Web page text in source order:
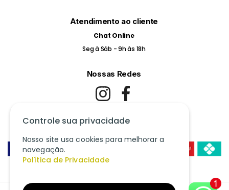
Atendimento ao cliente
Chat Online
Seg à Sáb - 9h às 18h
Nossas Redes
Controle sua privacidade
Nosso site usa cookies para melhorar a
navegação.
Política de Privacidade